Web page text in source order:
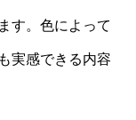
す。色によって
実感できる内容